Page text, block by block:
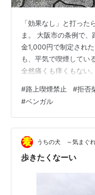
「効果なし」と打った
ま。 大阪市の条例で
金1,000円で制定され
も、平気で喫煙してい
全然痛くも痒くもない
たが、 行き過ぎるとゲ
それはそれで嫌な社会
(@_@) ↓ いちおう、
のはず(^-^) ↓ tkc-
#路上喫煙禁止 #拒否
#ベンガル
うちの犬 ～気まぐ
歩きたくなーい